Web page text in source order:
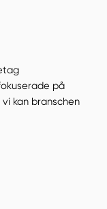
på
kan branschen